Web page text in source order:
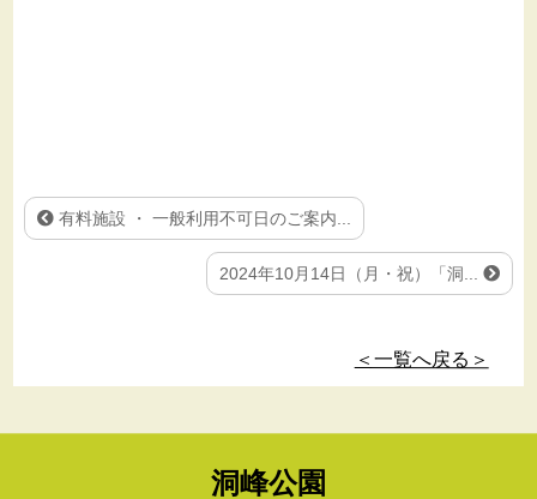
有料施設 ・ 一般利用不可日のご案内...
2024年10月14日（月・祝）「洞...
＜一覧へ戻る＞
洞峰公園